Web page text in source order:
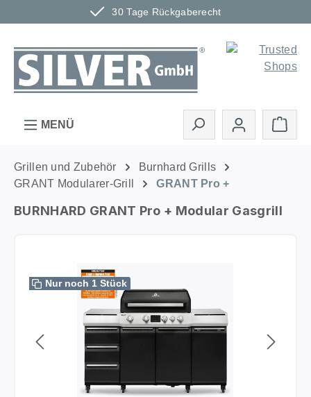
30 Tage Rückgaberecht
Zum Hauptinhalt springen
MENÜ
Grillen und Zubehör
Burnhard Grills
GRANT Modularer-Grill
GRANT Pro +
BURNHARD GRANT Pro + Modular Gasgrill
Bildergalerie überspringen
Nur noch 1 Stück